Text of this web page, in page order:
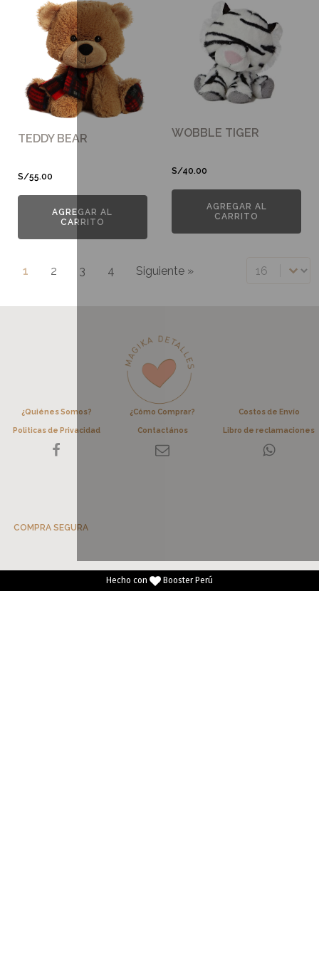
TEDDY BEAR
S/55.00
AGREGAR AL
CARRITO
WOBBLE TIGER
S/40.00
AGREGAR AL
CARRITO
1 2 3 4 Siguiente » Select
¿Quiénes Somos? ¿Cómo Comprar? Costos de Envío
Politicas de Privacidad Contactános Libro de reclamaciones
COMPRA SEGURA
Hecho con Booster Perú